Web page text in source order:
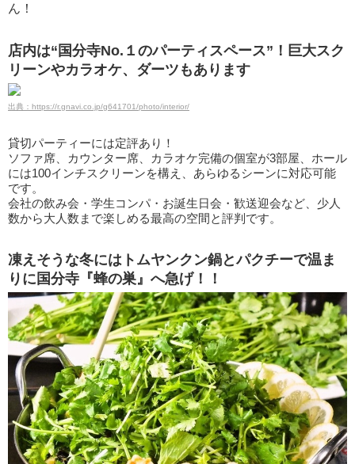
ん！
店内は“国分寺No.１のパーティスペース”！巨大スク
リーンやカラオケ、ダーツもあります
出典：https://r.gnavi.co.jp/g641701/photo/interior/
貸切パーティーには定評あり！
ソファ席、カウンター席、カラオケ完備の個室が3部屋、ホール
には100インチスクリーンを構え、あらゆるシーンに対応可能
です。
会社の飲み会・学生コンパ・お誕生日会・歓送迎会など、少人
数から大人数まで楽しめる最高の空間と評判です。
凍えそうな冬にはトムヤンクン鍋とパクチーで温ま
りに国分寺『蜂の巣』へ急げ！！